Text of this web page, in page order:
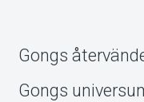
Gongs
Gongs